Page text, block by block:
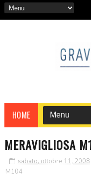
HOME
MERAVIGLIOSA
sabato, ottobre 11, 2008
M104